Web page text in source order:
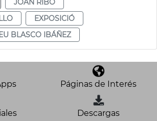
EXPOSICIÓ
BLASCO IBÁÑEZ
Páginas de Interés
Descargas